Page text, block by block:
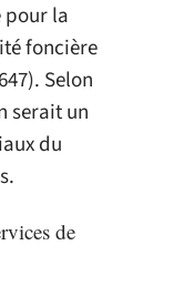
pour la
foncière
Selon
serait un
du
de